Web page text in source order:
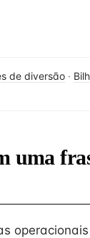
de diversão ·
uma